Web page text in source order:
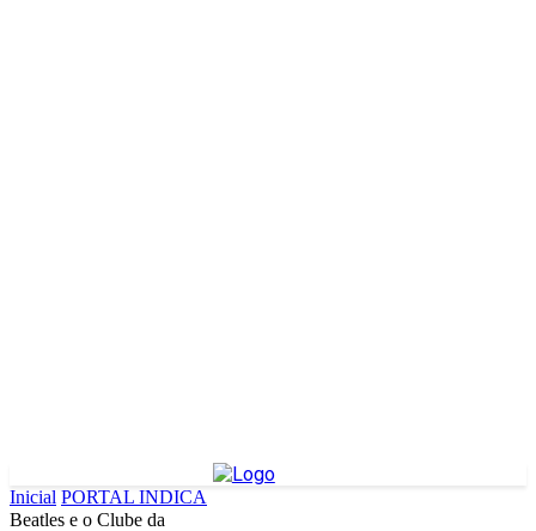
Inicial PORTAL INDICA
Beatles e o Clube da